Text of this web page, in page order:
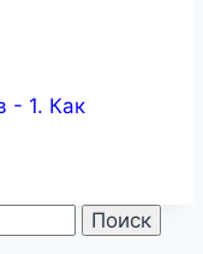
- 1. Как